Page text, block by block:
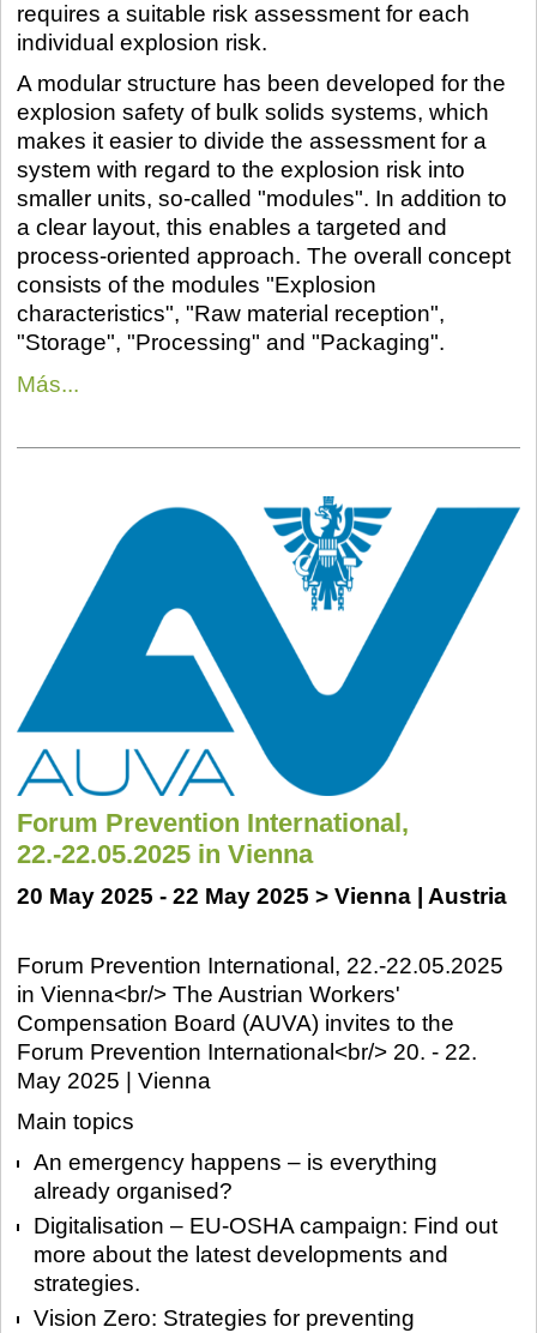
requires a suitable risk assessment for each
individual explosion risk.
A modular structure has been developed for the
explosion safety of bulk solids systems, which
makes it easier to divide the assessment for a
system with regard to the explosion risk into
smaller units, so-called "modules". In addition to
a clear layout, this enables a targeted and
process-oriented approach. The overall concept
consists of the modules "Explosion
characteristics", "Raw material reception",
"Storage", "Processing" and "Packaging".
Más...
Forum Prevention International,
22.-22.05.2025 in Vienna
20 May 2025 - 22 May 2025 > Vienna | Austria
Forum Prevention International, 22.-22.05.2025
in Vienna<br/> The Austrian Workers'
Compensation Board (AUVA) invites to the
Forum Prevention International<br/> 20. - 22.
May 2025 | Vienna
Main topics
An emergency happens – is everything
already organised?
Digitalisation – EU-OSHA campaign: Find out
more about the latest developments and
strategies.
Vision Zero: Strategies for preventing